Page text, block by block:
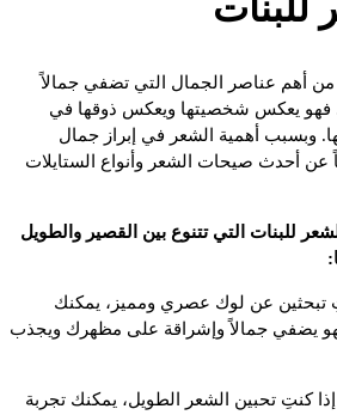
للبنات
أهم عناصر الجمال التي تضفي جمالاً
فهو يعكس شخصيتها ويعكس ذوقها في
وبسبب أهمية الشعر في إبراز جمال
عن أحدث صيحات الشعر وأنواع الستايلات
للبنات التي تتنوع بين القصير والطويل
تبحثين عن لوك عصري ومميز، يمكنك
يضفي جمالاً وإشراقة على مظهرك ويجذب
إذا كنتِ تحبين الشعر الطويل، يمكنك تجربة